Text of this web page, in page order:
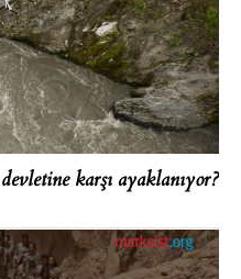
karşı ayaklanıyor?